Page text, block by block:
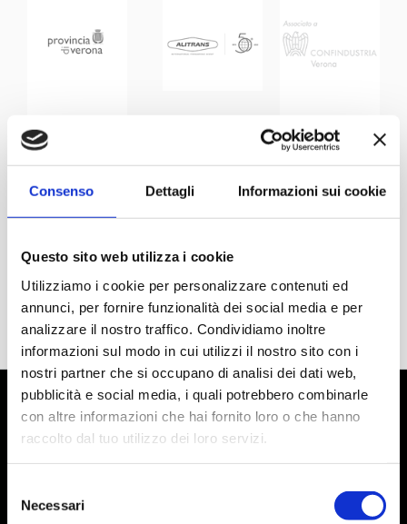
Consenso Dettagli Informazioni sui cookie
Questo sito web utilizza i cookie
Utilizziamo i cookie per personalizzare contenuti ed
annunci, per fornire funzionalità dei social media e per
analizzare il nostro traffico. Condividiamo inoltre
informazioni sul modo in cui utilizzi il nostro sito con i
nostri partner che si occupano di analisi dei dati web,
pubblicità e social media, i quali potrebbero combinarle
con altre informazioni che hai fornito loro o che hanno
raccolto dal tuo utilizzo dei loro servizi.
delNecessari